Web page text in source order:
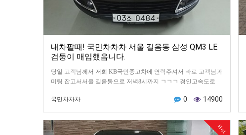
내차팔때! 국민차차차 서울 길음동 삼성 QM3 LE
검둥이 매입했읍니다.
당일 고객님께서 저희 KB국민중고차에 연락주셔서 바로 고객님과
미팅 잡고서서울 길음동으로 저녁8시까지 ㄱㄱㄱ 경인고속도로
국민차차차
0 14900
Hot